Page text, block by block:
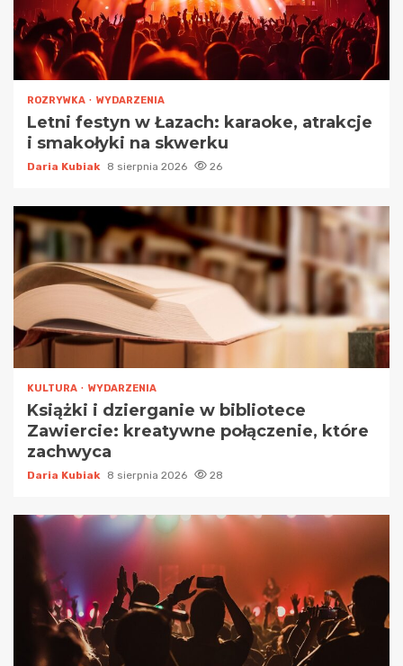
ROZRYWKA WYDARZENIA
Letni festyn w Łazach: karaoke, atrakcje
i smakołyki na skwerku
Daria Kubiak 8 sierpnia 2026 26
KULTURA WYDARZENIA
Książki i dzierganie w bibliotece
Zawiercie: kreatywne połączenie, które
zachwyca
Daria Kubiak 8 sierpnia 2026 28